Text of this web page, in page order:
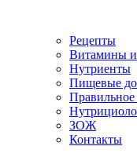
Рецепты
Витамины
Нутриенты
Пищевые
ЗОЖ
Контакты